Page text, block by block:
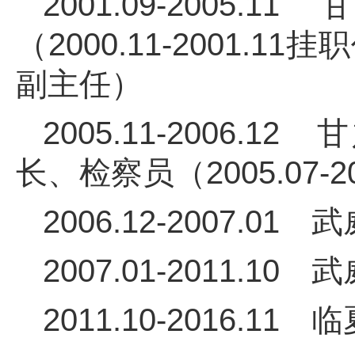
（2000.11-2001.11挂
副主任）
2005.11-2006.12
长、检察员（2005.07-
2006.12-2007.01 武
2007.01-2011.10 武
2011.10-2016.11 临